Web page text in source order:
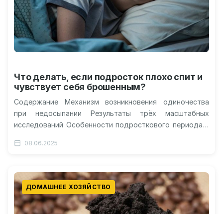
Что делать, если подросток плохо спит и
чувствует себя брошенным?
Содержание Механизм возникновения одиночества
при недосыпании Результаты трёх масштабных
исследований Особенности подросткового периода и
родителей Ограничения исследования и будущие
08.06.2025
ДОМАШНЕЕ ХОЗЯЙСТВО